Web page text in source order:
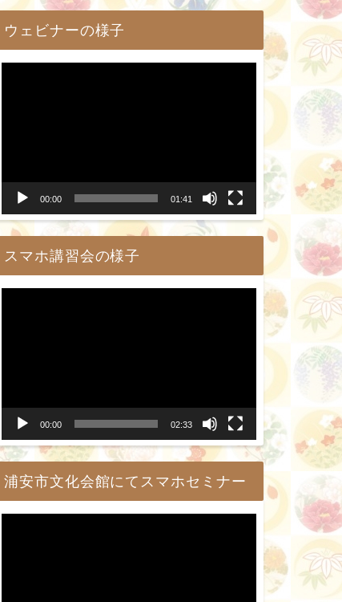
ウェビナーの様子
ー
00:00 01:41
スマホ講習会の様子
ー
00:00 02:33
浦安市文化会館にてスマホセミナー